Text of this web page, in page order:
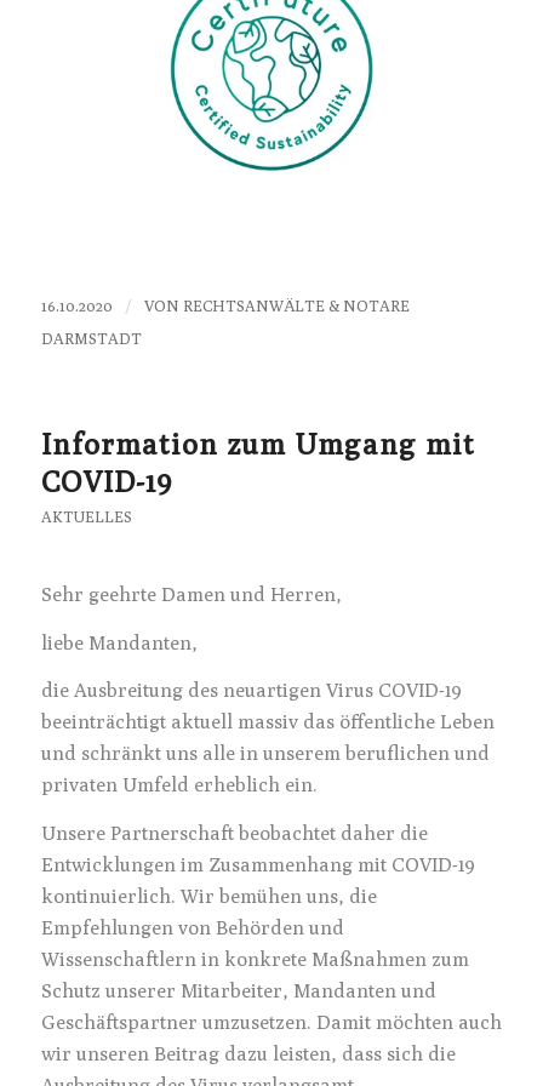
16.10.2020 / VON RECHTSANWÄLTE & NOTARE
DARMSTADT
Information zum Umgang mit
COVID-19
AKTUELLES
Sehr geehrte Damen und Herren,
liebe Mandanten,
die Ausbreitung des neuartigen Virus COVID-19
beeinträchtigt aktuell massiv das öffentliche Leben
und schränkt uns alle in unserem beruflichen und
privaten Umfeld erheblich ein.
Unsere Partnerschaft beobachtet daher die
Entwicklungen im Zusammenhang mit COVID-19
kontinuierlich. Wir bemühen uns, die
Empfehlungen von Behörden und
Wissenschaftlern in konkrete Maßnahmen zum
Schutz unserer Mitarbeiter, Mandanten und
Geschäftspartner umzusetzen. Damit möchten auch
wir unseren Beitrag dazu leisten, dass sich die